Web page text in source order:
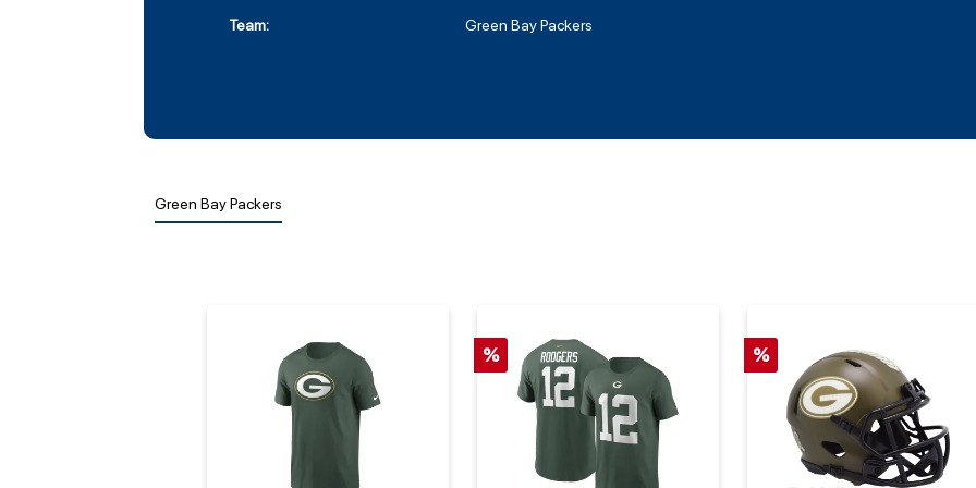
Team: Green Bay Packers
Green Bay Packers
% %